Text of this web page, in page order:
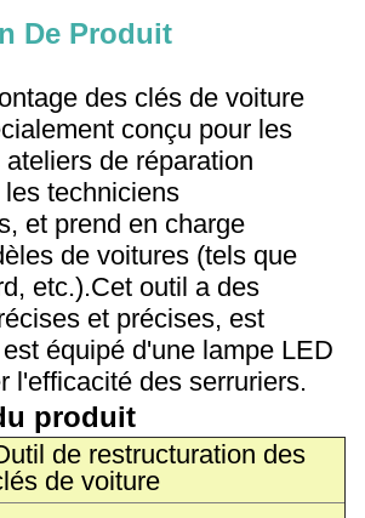
De Produit
des clés de voiture
conçu pour les
de réparation
techniciens
et prend en charge
de voitures (tels que
etc.).Cet outil a des
et précises, est
équipé d'une lampe LED
l'efficacité des serruriers.
produit
de restructuration des
de voiture